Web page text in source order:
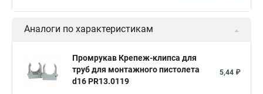
Аналоги по характеристикам
Промрукав Крепеж-клипса для
труб для монтажного пистолета
d16 PR13.0119
5,44 ₽